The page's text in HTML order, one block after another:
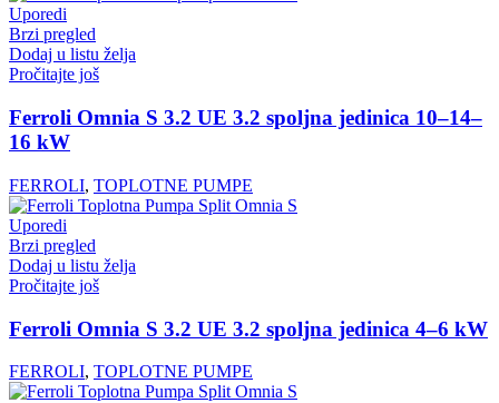
Uporedi
Brzi pregled
Dodaj u listu želja
Pročitajte još
Ferroli Omnia S 3.2 UE 3.2 spoljna jedinica 10–14–
16 kW
FERROLI, TOPLOTNE PUMPE
Uporedi
Brzi pregled
Dodaj u listu želja
Pročitajte još
Ferroli Omnia S 3.2 UE 3.2 spoljna jedinica 4–6 kW
FERROLI, TOPLOTNE PUMPE